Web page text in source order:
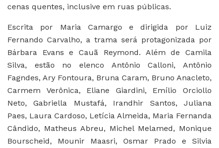
cenas quentes, inclusive em ruas públicas.
Escrita por Maria Camargo e dirigida por Luiz
Fernando Carvalho, a trama será protagonizada por
Bárbara Evans e Cauã Reymond. Além de Camila
Silva, estão no elenco Antônio Calloni, Antônio
Fagndes, Ary Fontoura, Bruna Caram, Bruno Anacleto,
Carmem Verônica, Eliane Giardini, Emílio Orciollo
Neto, Gabriella Mustafá, Irandhir Santos, Juliana
Paes, Laura Cardoso, Letícia Almeida, Maria Fernanda
Cândido, Matheus Abreu, Michel Melamed, Monique
Bourscheid, Mounir Maasri, Osmar Prado e Silvia